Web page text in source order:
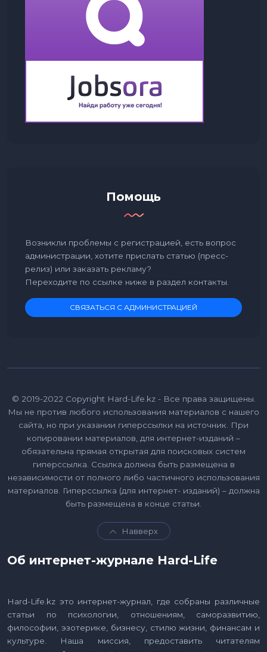
Помощь
Возникли проблемы с регистрацией, есть вопрос
администрации, хотите прислать статью (пресс-
релиз) или заказать рекламу?
Переходите по ссылке ниже в раздел контакты.
СВЯЗАТЬСЯ С АДМИНИСТРАЦИЕЙ
© 2019-2022 Copyright Hard-Life.kz - Все права защищены.
Мы не против любого использования материалов с нашего
сайта, но при указании гиперссылки на источник. При
копировании материалов, для интернет-изданий –
обязательна прямая открытая для поисковых систем
гиперссылка. Ссылка должна быть размещена в
независимости от полного либо частичного использования
материалов. Гиперссылка (для интернет- изданий) – должна
быть размещена в конце статьи.
Навверх
Об интернет-журнале Hard-Life
Hard-Life.kz это интернет-журнал, где собраны различные
статьи по психологии, отношениям, саморазвитию,
философии, эзотерике, бизнесу, стилю жизни, финансам и
культуре. Наша миссия, предоставить читателям